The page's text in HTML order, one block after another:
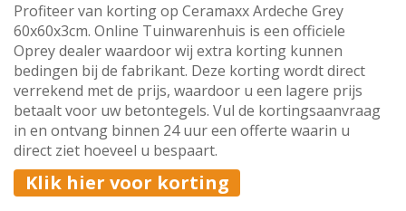
Profiteer van korting op Ceramaxx Ardeche Grey
60x60x3cm. Online Tuinwarenhuis is een officiele
Oprey dealer waardoor wij extra korting kunnen
bedingen bij de fabrikant. Deze korting wordt direct
verrekend met de prijs, waardoor u een lagere prijs
betaalt voor uw betontegels. Vul de kortingsaanvraag
in en ontvang binnen 24 uur een offerte waarin u
direct ziet hoeveel u bespaart.
Klik hier voor korting